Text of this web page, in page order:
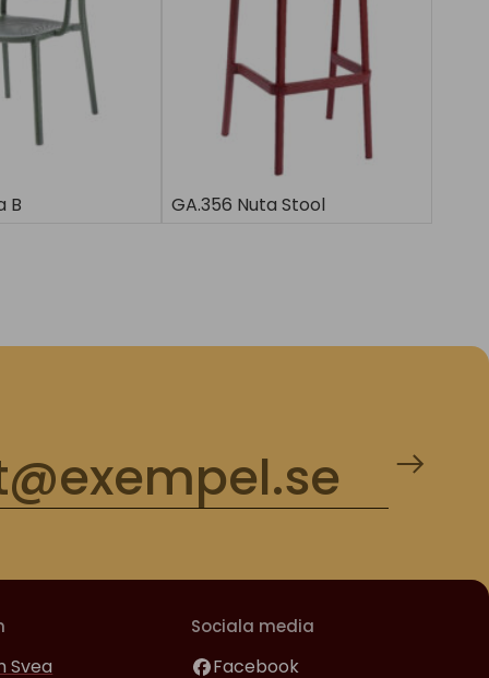
B GA.356 Nuta Stool
Svea
Sociala media
Facebook